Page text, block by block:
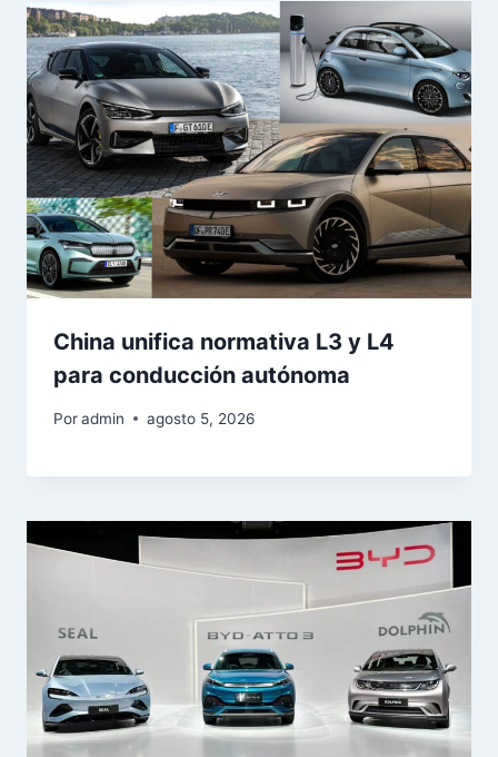
China unifica normativa L3 y L4
para conducción autónoma
Poradmin agosto 5, 2026